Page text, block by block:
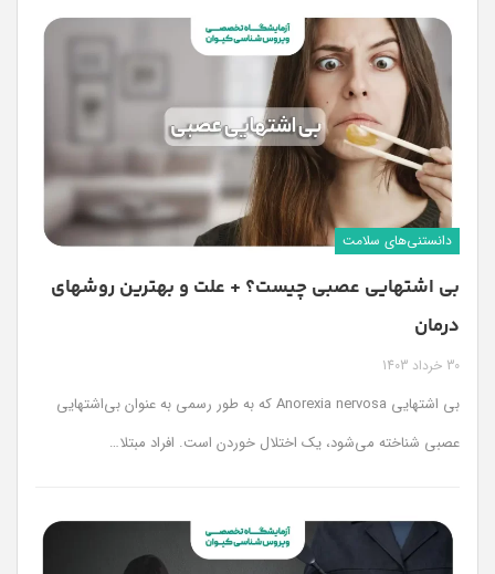
دانستنی‌های سلامت
بی اشتهایی عصبی چیست؟ + علت و بهترین روشهای
درمان
30 خرداد 1403
بی اشتهایی Anorexia nervosa که به طور رسمی به عنوان بی‌اشتهایی
عصبی شناخته می‌شود، یک اختلال خوردن است. افراد مبتلا…